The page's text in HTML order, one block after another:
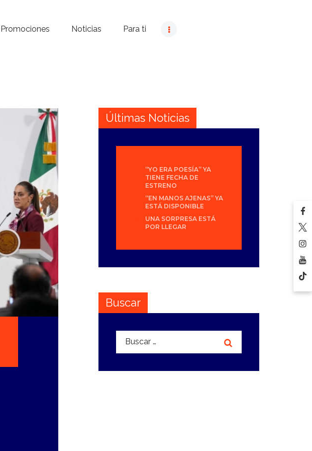
Promociones Noticias Para ti
Últimas Noticias
“YO ERA POESÍA” YA
TIENE FECHA DE
ESTRENO
“EN MANOS AJENAS” YA
ESTÁ DISPONIBLE
UNA SORPRESA ESTÁ
POR LLEGAR
Buscar
Buscar: